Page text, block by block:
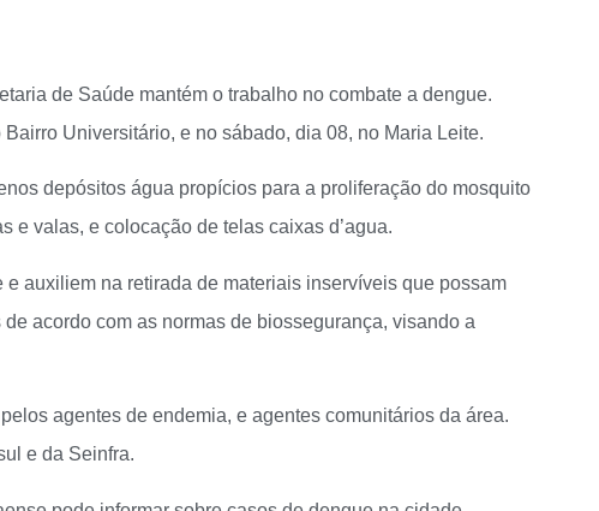
de Saúde mantém o trabalho no combate a dengue.
Universitário, e no sábado, dia 08, no Maria Leite.
depósitos água propícios para a proliferação do mosquito
e valas, e colocação de telas caixas d’agua.
auxiliem na retirada de materiais inservíveis que possam
acordo com as normas de biossegurança, visando a
agentes de endemia, e agentes comunitários da área.
e da Seinfra.